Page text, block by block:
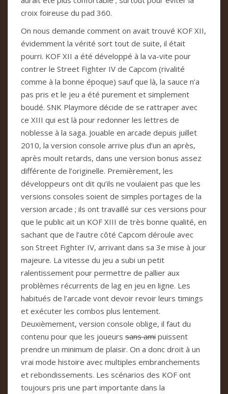
croix foireuse du pad 360.
On nous demande comment on avait trouvé KOF XII,
évidemment la vérité sort tout de suite, il était
pourri. KOF XII a été développé à la va-vite pour
contrer le Street Fighter IV de Capcom (rivalité
comme à la bonne époque) sauf que là, la sauce n’a
pas pris et le jeu a été purement et simplement
boudé. SNK Playmore décide de se rattraper avec
ce XIII qui est là pour redonner les lettres de
noblesse à la saga. Jouable en arcade depuis juillet
2010, la version console arrive plus d’un an après,
après moult retards, dans une version bonus assez
différente de l’originelle. Premièrement, les
développeurs ont dit qu’ils ne voulaient pas que les
versions consoles soient de simples portages de la
version arcade ; ils ont travaillé sur ces versions pour
que le public ait un KOF XIII de très bonne qualité, en
sachant que de l’autre côté Capcom déroule avec
son Street Fighter IV, arrivant dans sa 3e mise à jour
majeure. La vitesse du jeu a subi un petit
ralentissement pour permettre de pallier aux
problèmes récurrents de lag en jeu en ligne. Les
habitués de l’arcade vont devoir revoir leurs timings
et exécuter les combos plus lentement.
Deuxièmement, version console oblige, il faut du
contenu pour que les joueurs sans ami puissent
prendre un minimum de plaisir. On a donc droit à un
vrai mode histoire avec multiples embranchements
et rebondissements. Les scénarios des KOF ont
toujours pris une part importante dans la